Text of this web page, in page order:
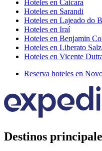
Hoteles en Caicara
Hoteles en Sarandi
Hoteles en Lajeado do
Hoteles en Iraí
Hoteles en Benjamin
Hoteles en Liberato
Hoteles en Vicente
Reserva hoteles en
Destinos